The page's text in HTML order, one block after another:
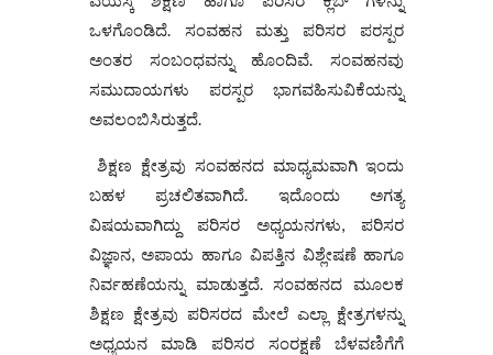
ಒಳಗೊಂಡಿದೆ. ಸಂವಹನ ಮತ್ತು ಪರಿಸರ ಪರಸ್ಪರ
ಅಂತರ ಸಂಬಂಧವನ್ನು ಹೊಂದಿವೆ. ಸಂವಹನವು
ಸಮುದಾಯಗಳು ಪರಸ್ಪರ ಭಾಗವಹಿಸುವಿಕೆಯನ್ನು
ಅವಲಂಬಿಸಿರುತ್ತದೆ.
ಶಿಕ್ಷಣ ಕ್ಷೇತ್ರವು ಸಂವಹನದ ಮಾಧ್ಯಮವಾಗಿ ಇಂದು
ಬಹಳ ಪ್ರಚಲಿತವಾಗಿದೆ. ಇದೊಂದು ಅಗತ್ಯ
ವಿಷಯವಾಗಿದ್ದು ಪರಿಸರ ಅಧ್ಯಯನಗಳು, ಪರಿಸರ
ವಿಜ್ಞಾನ, ಅಪಾಯ ಹಾಗೂ ವಿಪತ್ತಿನ ವಿಶ್ಲೇಷಣೆ ಹಾಗೂ
ನಿರ್ವಹಣೆಯನ್ನು ಮಾಡುತ್ತದೆ. ಸಂವಹನದ ಮೂಲಕ
ಶಿಕ್ಷಣ ಕ್ಷೇತ್ರವು ಪರಿಸರದ ಮೇಲೆ ಎಲ್ಲಾ ಕ್ಷೇತ್ರಗಳನ್ನು
ಅಧ್ಯಯನ ಮಾಡಿ ಪರಿಸರ ಸಂರಕ್ಷಣೆ ಬೆಳವಣಿಗೆಗೆ